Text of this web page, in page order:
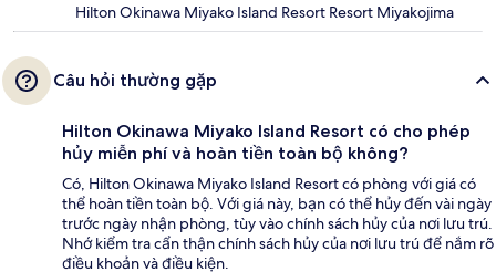
Hilton Okinawa Miyako Island Resort Resort Miyakojima
Câu hỏi thường gặp
Hilton Okinawa Miyako Island Resort có cho phép
hủy miễn phí và hoàn tiền toàn bộ không?
Có, Hilton Okinawa Miyako Island Resort có phòng với giá có
thể hoàn tiền toàn bộ. Với giá này, bạn có thể hủy đến vài ngày
trước ngày nhận phòng, tùy vào chính sách hủy của nơi lưu trú.
Nhớ kiểm tra cẩn thận chính sách hủy của nơi lưu trú để nắm rõ
điều khoản và điều kiện.